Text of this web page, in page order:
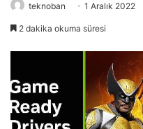
teknoban 1 Aralık 2022
2 dakika okuma süresi